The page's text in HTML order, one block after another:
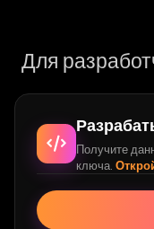
Для
Получите
ключа.